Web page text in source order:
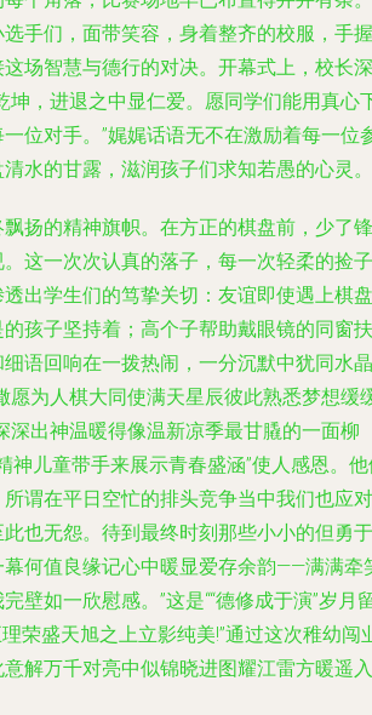
手们，面带笑容，身着整齐的校服，手握
场智慧与德行的对决。开幕式上，校长深
坤，进退之中显仁爱。愿同学们能用真心
位对手。”娓娓话语无不在激励着每一位
水的甘露，滋润孩子们求知若愚的心灵。
扬的精神旗帜。在方正的棋盘前，少了锋
这一次次认真的落子，每一次轻柔的捡子
出学生们的笃挚关切：友谊即使遇上棋盘
孩子坚持着；高个子帮助戴眼镜的同窗扶
语回响在一拨热闹，一分沉默中犹同水晶
愿为人棋大同使满天星辰彼此熟悉梦想缓
深出神温暖得像温新凉季最甘膬的一面柳
神儿童带手来展示青春盛涵”使人感恩。
谓在平日空忙的排头竞争当中我们也应对
也无怨。待到最终时刻那些小小的但勇于
何值良缘记心中暖显爱存余韵——满满牵
壁如一欣慰感。”这是““德修成于演”岁月
荣盛天旭之上立影纯美!”通过这次稚幼闯
解万千对亮中似锦晓进图耀江雷方暖遥入